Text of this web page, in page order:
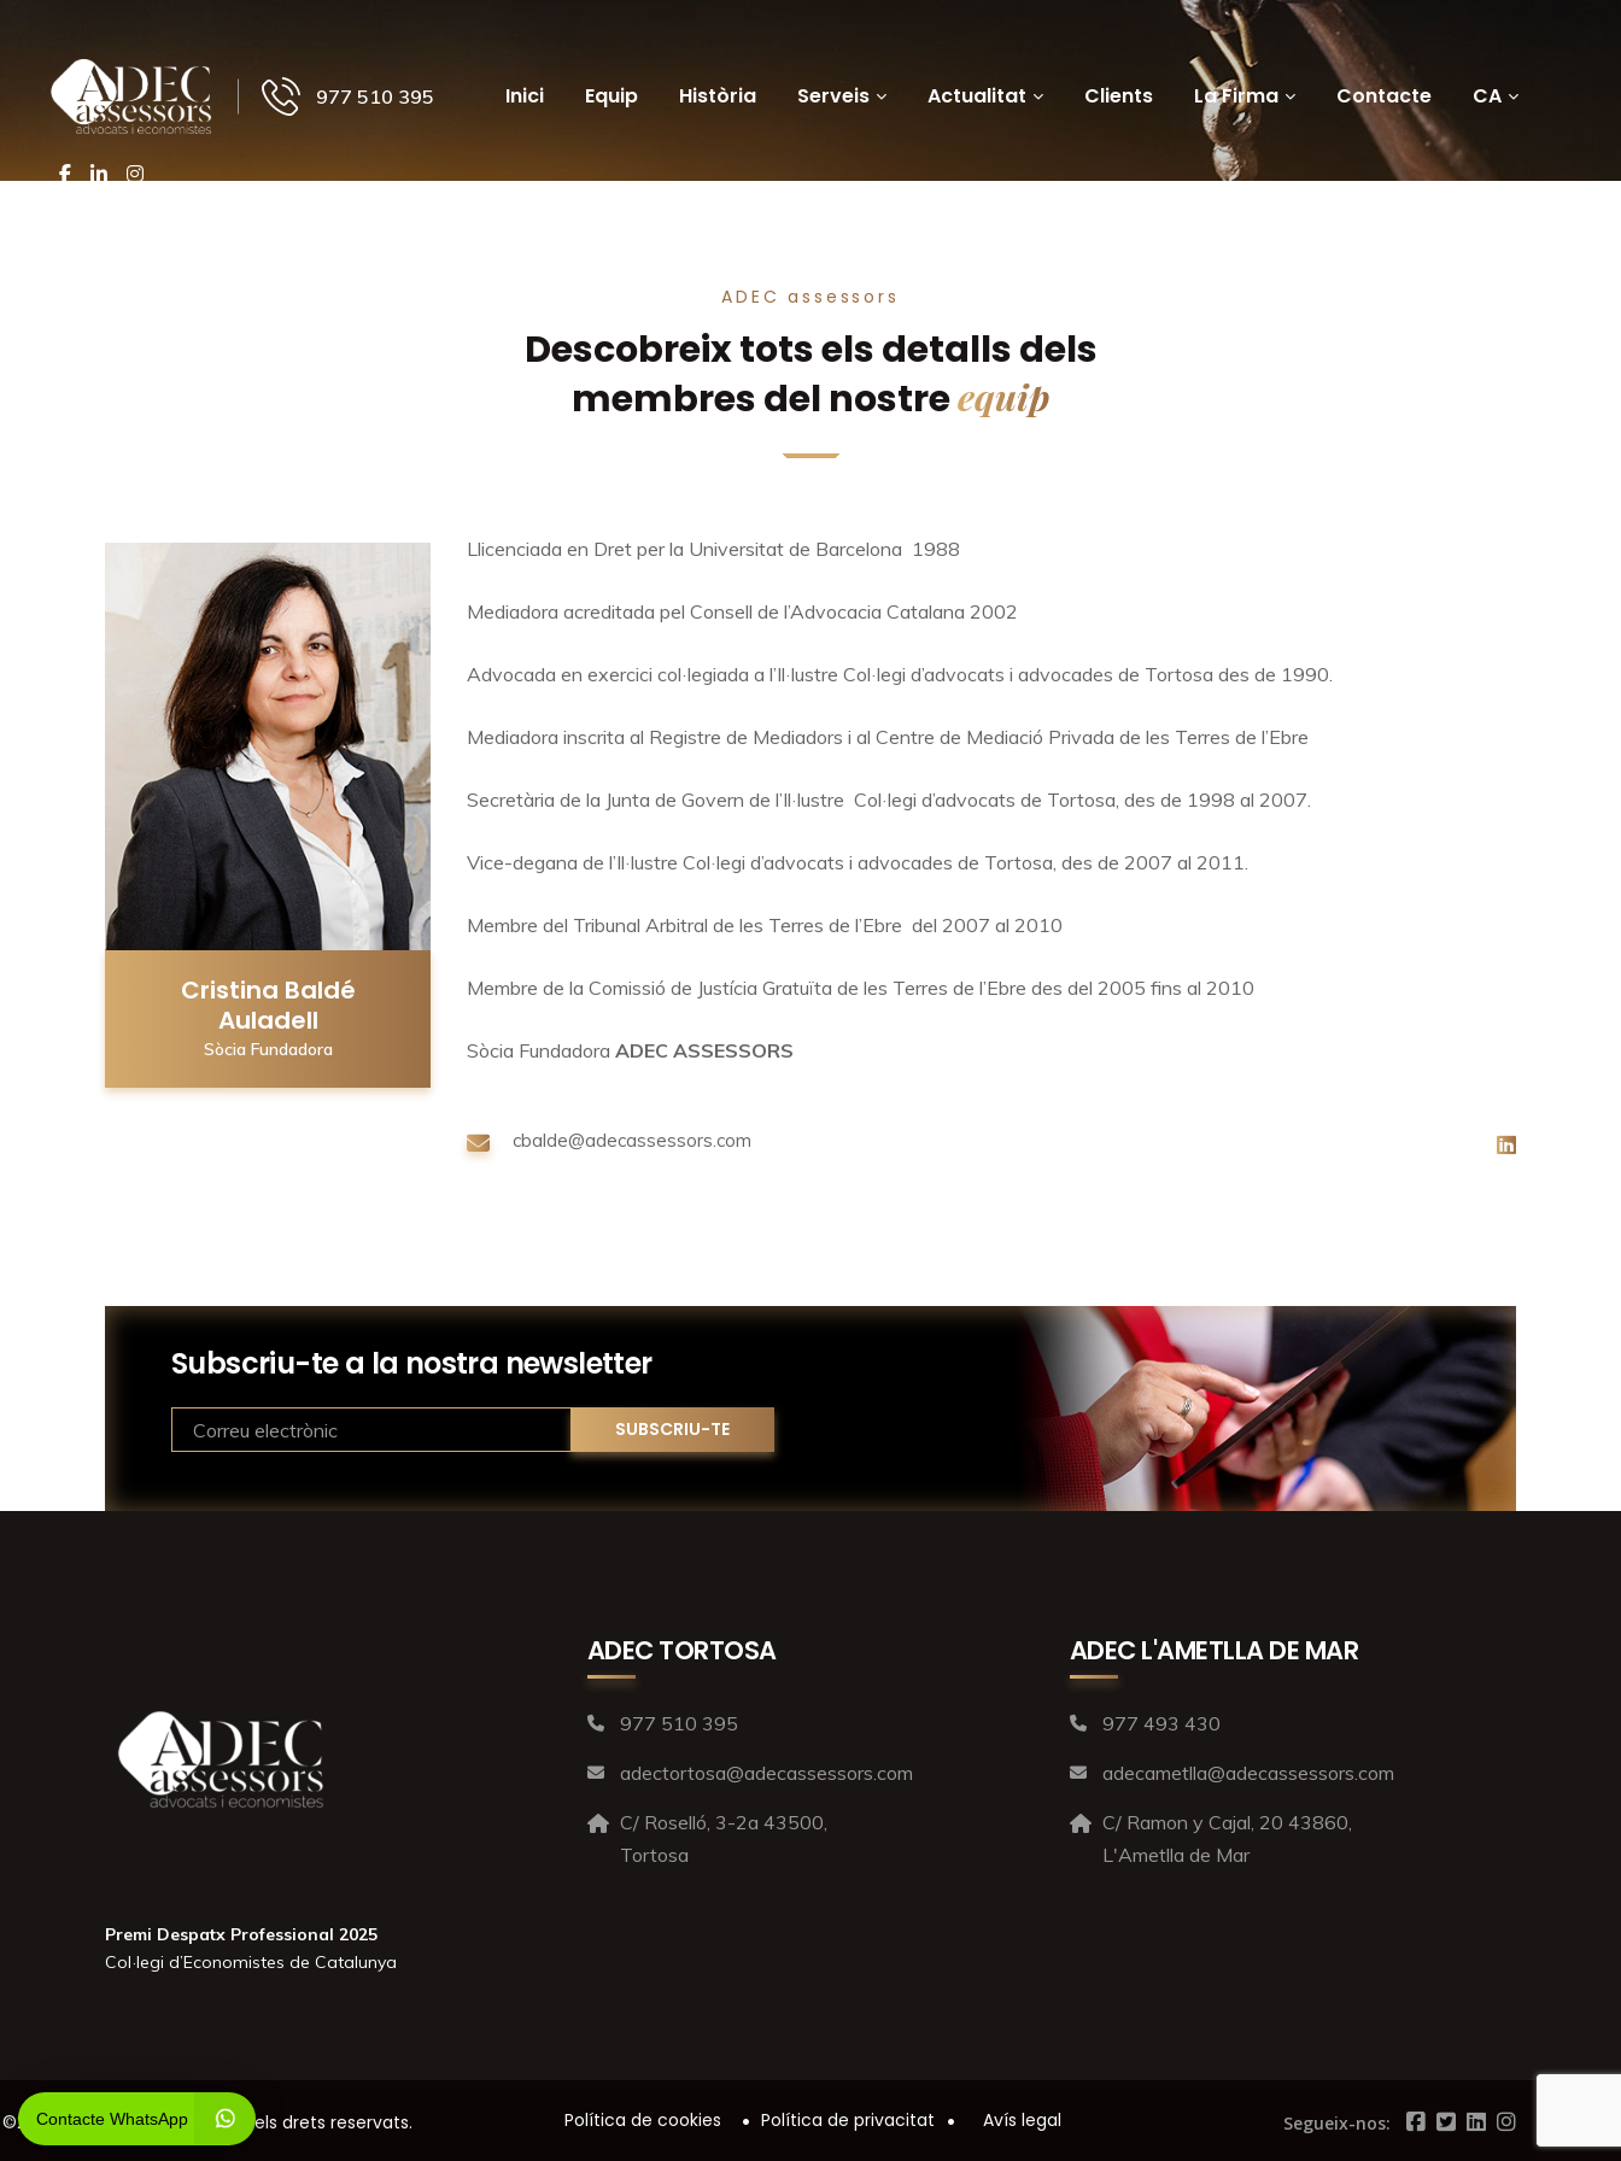
977 510 395 Inici Equip Història Serveis Actualitat Clients La Firma Contacte CA
ADEC assessors
Descobreix tots els detalls dels
membres del nostreequip
Cristina Baldé
Auladell
Sòcia Fundadora
Llicenciada en Dret per la Universitat de Barcelona 1988
Mediadora acreditada pel Consell de l’Advocacia Catalana 2002
Advocada en exercici col·legiada a l’Il·lustre Col·legi d’advocats i advocades de Tortosa des de 1990.
Mediadora inscrita al Registre de Mediadors i al Centre de Mediació Privada de les Terres de l’Ebre
Secretària de la Junta de Govern de l’Il·lustre Col·legi d’advocats de Tortosa, des de 1998 al 2007.
Vice-degana de l’Il·lustre Col·legi d’advocats i advocades de Tortosa, des de 2007 al 2011.
Membre del Tribunal Arbitral de les Terres de l’Ebre del 2007 al 2010
Membre de la Comissió de Justícia Gratuïta de les Terres de l’Ebre des del 2005 fins al 2010
Sòcia Fundadora ADEC ASSESSORS
cbalde@adecassessors.com
Subscriu-te a la nostra newsletter
Premi Despatx Professional 2025
Col·legi d’Economistes de Catalunya
ADEC TORTOSA
977 510 395
adectortosa@adecassessors.com
C/ Roselló, 3-2a 43500,
Tortosa
ADEC L'AMETLLA DE MAR
977 493 430
adecametlla@adecassessors.com
C/ Ramon y Cajal, 20 43860,
L'Ametlla de Mar
©2026 ADEC ASSESSORS. Tots els drets reservats. Política de cookies Política de privacitat Avís legal Segueix-nos:
Contacte WhatsApp